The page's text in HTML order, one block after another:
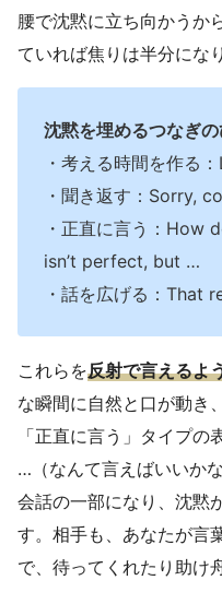
腰で沈黙に立ち向かうか
ていれば焦りは半分にな
沈黙を埋めるつなぎの
・考える時間を作る
・聞き返す：Sorry,
・正直に言う：
isn’t perfect, but …
・話を広げる：That
これらを反射で言えるよ
な瞬間に自然と口が動き
「正直に言う」タイプ
…（なんて言えばいいか
会話の一部になり、沈黙
す。相手も、あなたが言
で、待ってくれたり助け